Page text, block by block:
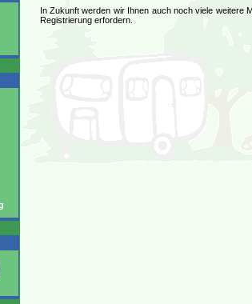
In Zukunft werden wir Ihnen auch noch viele weitere
Registrierung erfordern.